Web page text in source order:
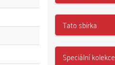
Tato sbírka
Speciální kolekce